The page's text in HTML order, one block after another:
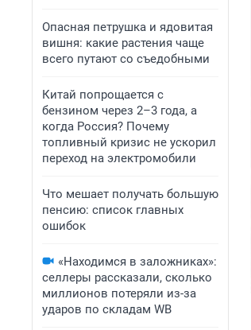
Опасная петрушка и ядовитая
вишня: какие растения чаще
всего путают со съедобными
Китай попрощается с
бензином через 2–3 года, а
когда Россия? Почему
топливный кризис не ускорил
переход на электромобили
Что мешает получать большую
пенсию: список главных
ошибок
«Находимся в заложниках»:
селлеры рассказали, сколько
миллионов потеряли из-за
ударов по складам WB